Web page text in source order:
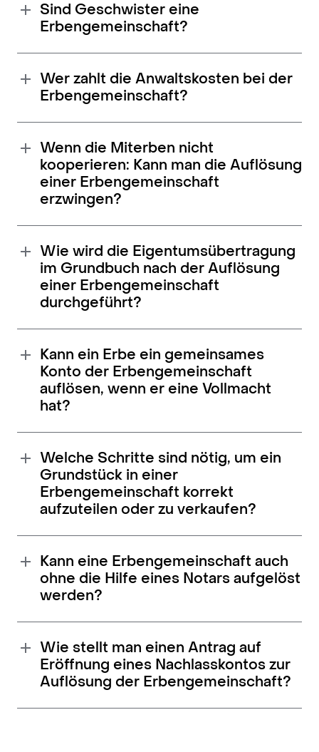
Sind Geschwister eine
Erbengemeinschaft?
Wer zahlt die Anwaltskosten bei der
Erbengemeinschaft?
Wenn die Miterben nicht
kooperieren: Kann man die Auflösung
einer Erbengemeinschaft
erzwingen?
Wie wird die Eigentumsübertragung
im Grundbuch nach der Auflösung
einer Erbengemeinschaft
durchgeführt?
Kann ein Erbe ein gemeinsames
Konto der Erbengemeinschaft
auflösen, wenn er eine Vollmacht
hat?
Welche Schritte sind nötig, um ein
Grundstück in einer
Erbengemeinschaft korrekt
aufzuteilen oder zu verkaufen?
Kann eine Erbengemeinschaft auch
ohne die Hilfe eines Notars aufgelöst
werden?
Wie stellt man einen Antrag auf
Eröffnung eines Nachlasskontos zur
Auflösung der Erbengemeinschaft?